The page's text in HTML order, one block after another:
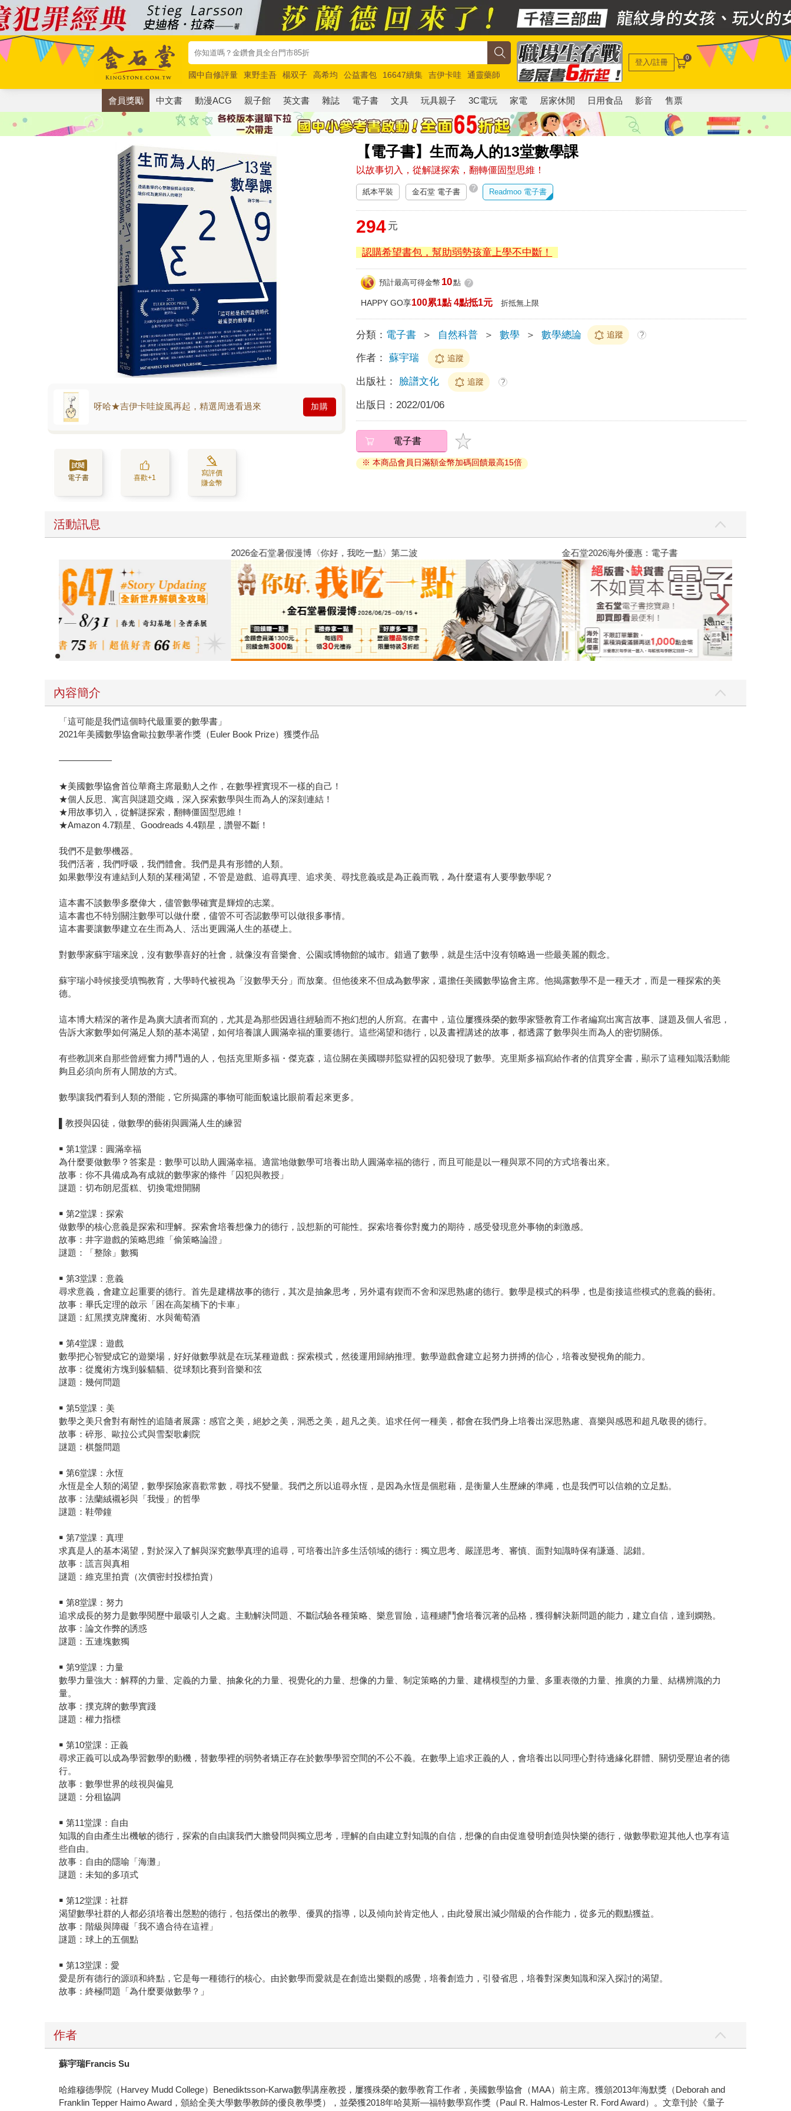
國中自修評量 東野圭吾 楊双子 高希均 公益書包 16647續集 吉伊卡哇
通靈藥師
唯紅花綻放
奧德賽 路邊攤新作 馬斯克 玩具總動員5 超慢跑
登入/註冊 0
會員獎勵 中文書 動漫ACG 親子館 英文書 雜誌 電子書 文具 玩具親子 3C電玩 家電 居家休閒 日用食品 影音 售票
【電子書】生而為人的13堂數學課
以故事切入，從解謎探索，翻轉僵固型思維！
呀哈★吉伊卡哇旋風再起，精選周邊看過來 加購
電子書 喜歡+1
寫評價
賺金幣
紙本平裝 金石堂 電子書 ? Readmoo 電子書
294 元
認購希望書包，幫助弱勢孩童上學不中斷！
預計最高可得金幣 10點 ?
HAPPY GO享100累1點 4點抵1元 折抵無上限
分類： 電子書 ＞ 自然科普 ＞ 數學 ＞ 數學總論 追蹤 ?
作者： 蘇宇瑞 追蹤
出版社： 臉譜文化 追蹤 ?
出版日： 2022/01/06
電子書
※ 本商品會員日滿額金幣加碼回饋最高15倍
活動訊息
2026金石堂暑假漫博〈你好，我吃一點〉第二波
內容簡介
「這可能是我們這個時代最重要的數學書」
2021年美國數學協會歐拉數學著作獎（Euler Book Prize）獲獎作品
――――――
★美國數學協會首位華裔主席最動人之作，在數學裡實現不一樣的自己！
★個人反思、寓言與謎題交織，深入探索數學與生而為人的深刻連結！
★用故事切入，從解謎探索，翻轉僵固型思維！
★Amazon 4.7顆星、Goodreads 4.4顆星，讚譽不斷！
我們不是數學機器。
我們活著，我們呼吸，我們體會。我們是具有形體的人類。
如果數學沒有連結到人類的某種渴望，不管是遊戲、追尋真理、追求美、尋找意義或是為正義而戰，為什麼還有人要學數學呢？
這本書不談數學多麼偉大，儘管數學確實是輝煌的志業。
這本書也不特別關注數學可以做什麼，儘管不可否認數學可以做很多事情。
這本書要讓數學建立在生而為人、活出更圓滿人生的基礎上。
對數學家蘇宇瑞來說，沒有數學喜好的社會，就像沒有音樂會、公園或博物館的城市。錯過了數學，就是生活中沒有領略過一些最美麗的觀念。
蘇宇瑞小時候接受填鴨教育，大學時代被視為「沒數學天分」而放棄。但他後來不但成為數學家，還擔任美國數學協會主席。他揭露數學不是一種天才，而是一種探索的美
德。
這本博大精深的著作是為廣大讀者而寫的，尤其是為那些因過往經驗而不抱幻想的人所寫。在書中，這位屢獲殊榮的數學家暨教育工作者編寫出寓言故事、謎題及個人省思，
告訴大家數學如何滿足人類的基本渴望，如何培養讓人圓滿幸福的重要德行。這些渴望和德行，以及書裡講述的故事，都透露了數學與生而為人的密切關係。
有些教訓來自那些曾經奮力搏鬥過的人，包括克里斯多福・傑克森，這位關在美國聯邦監獄裡的囚犯發現了數學。克里斯多福寫給作者的信貫穿全書，顯示了這種知識活動能
夠且必須向所有人開放的方式。
數學讓我們看到人類的潛能，它所揭露的事物可能面貌遠比眼前看起來更多。
▌教授與囚徒，做數學的藝術與圓滿人生的練習
￭ 第1堂課：圓滿幸福
為什麼要做數學？答案是：數學可以助人圓滿幸福。適當地做數學可培養出助人圓滿幸福的德行，而且可能是以一種與眾不同的方式培養出來。
故事：你不具備成為有成就的數學家的條件「囚犯與教授」
謎題：切布朗尼蛋糕、切換電燈開關
￭ 第2堂課：探索
做數學的核心意義是探索和理解。探索會培養想像力的德行，設想新的可能性。探索培養你對魔力的期待，感受發現意外事物的刺激感。
故事：井字遊戲的策略思維「偷策略論證」
謎題：「整除」數獨
￭ 第3堂課：意義
尋求意義，會建立起重要的德行。首先是建構故事的德行，其次是抽象思考，另外還有鍥而不舍和深思熟慮的德行。數學是模式的科學，也是銜接這些模式的意義的藝術。
故事：畢氏定理的啟示「困在高架橋下的卡車」
謎題：紅黑撲克牌魔術、水與葡萄酒
￭ 第4堂課：遊戲
數學把心智變成它的遊樂場，好好做數學就是在玩某種遊戲：探索模式，然後運用歸納推理。數學遊戲會建立起努力拼搏的信心，培養改變視角的能力。
故事：從魔術方塊到躲貓貓、從球類比賽到音樂和弦
謎題：幾何問題
￭ 第5堂課：美
數學之美只會對有耐性的追隨者展露：感官之美，絕妙之美，洞悉之美，超凡之美。追求任何一種美，都會在我們身上培養出深思熟慮、喜樂與感恩和超凡敬畏的德行。
故事：碎形、歐拉公式與雪梨歌劇院
謎題：棋盤問題
￭ 第6堂課：永恆
永恆是全人類的渴望，數學探險家喜歡常數，尋找不變量。我們之所以追尋永恆，是因為永恆是個慰藉，是衡量人生歷練的準繩，也是我們可以信賴的立足點。
故事：法蘭絨襯衫與「我慢」的哲學
謎題：鞋帶鐘
￭ 第7堂課：真理
求真是人的基本渴望，對於深入了解與深究數學真理的追尋，可培養出許多生活領域的德行：獨立思考、嚴謹思考、審慎、面對知識時保有謙遜、認錯。
故事：謊言與真相
謎題：維克里拍賣（次價密封投標拍賣）
￭ 第8堂課：努力
追求成長的努力是數學閱歷中最吸引人之處。主動解決問題、不斷試驗各種策略、樂意冒險，這種纏鬥會培養沉著的品格，獲得解決新問題的能力，建立自信，達到嫻熟。
故事：論文作弊的誘惑
謎題：五連塊數獨
￭ 第9堂課：力量
數學力量強大：解釋的力量、定義的力量、抽象化的力量、視覺化的力量、想像的力量、制定策略的力量、建構模型的力量、多重表徵的力量、推廣的力量、結構辨識的力
量。
故事：撲克牌的數學實踐
謎題：權力指標
￭ 第10堂課：正義
尋求正義可以成為學習數學的動機，替數學裡的弱勢者矯正存在於數學學習空間的不公不義。在數學上追求正義的人，會培養出以同理心對待邊緣化群體、關切受壓迫者的德
行。
故事：數學世界的歧視與偏見
謎題：分租協調
￭ 第11堂課：自由
知識的自由產生出機敏的德行，探索的自由讓我們大膽發問與獨立思考，理解的自由建立對知識的自信，想像的自由促進發明創造與快樂的德行，做數學歡迎其他人也享有這
些自由。
故事：自由的隱喻「海灘」
謎題：未知的多項式
￭ 第12堂課：社群
渴望數學社群的人都必須培養出慇懃的德行，包括傑出的教學、優異的指導，以及傾向於肯定他人，由此發展出減少階級的合作能力，從多元的觀點獲益。
故事：階級與障礙「我不適合待在這裡」
謎題：球上的五個點
￭ 第13堂課：愛
愛是所有德行的源頭和終點，它是每一種德行的核心。由於數學而愛就是在創造出樂觀的感覺，培養創造力，引發省思，培養對深奧知識和深入探討的渴望。
故事：終極問題「為什麼要做數學？」
作者
蘇宇瑞Francis Su
哈維穆德學院（Harvey Mudd College）Benediktsson-Karwa數學講座教授，屢獲殊榮的數學教育工作者，美國數學協會（MAA）前主席。獲頒2013年海默獎（Deborah and
Franklin Tepper Haimo Award，頒給全美大學數學教師的優良教學獎），並榮獲2018年哈莫斯―福特數學寫作獎（Paul R. Halmos-Lester R. Ford Award）。文章刊於《量子